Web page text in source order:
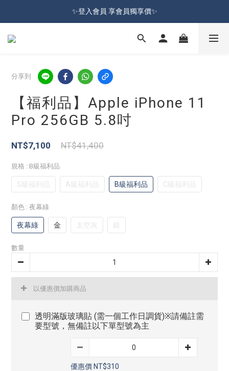
加入會員就送100元購物金 | 全館購物滿＄599 免運
✨登入會員 享會員獨享價✨
✅訂閱訂單通知 進度及時掌握
分享到
【福利品】Apple iPhone 11
Pro 256GB 5.8吋
NT$41,400
NT$7,100
規格 : B級福利品
S級福利品 A級福利品 B級福利品 C級福利品
顏色 : 夜幕綠
夜幕綠 金 太空灰 銀
數量
以優惠價加購商品
透明滿版玻璃貼 (需一個工作日調貨)※請備註需
要型號，無備註以下單型號為主
優惠價 NT$310